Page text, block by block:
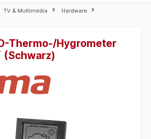
TV & Multimedia
Hardware
Thermo-/Hygrometer
(Schwarz)